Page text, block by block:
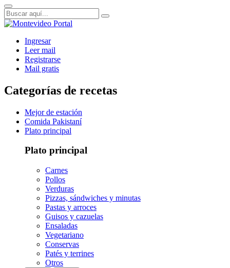
Ingresar
Leer mail
Registrarse
Mail gratis
Categorías de recetas
Mejor de estación
Comida Pakistaní
Plato principal
Plato principal
Carnes
Pollos
Verduras
Pizzas, sándwiches y minutas
Pastas y arroces
Guisos y cazuelas
Ensaladas
Vegetariano
Conservas
Patés y terrines
Otros